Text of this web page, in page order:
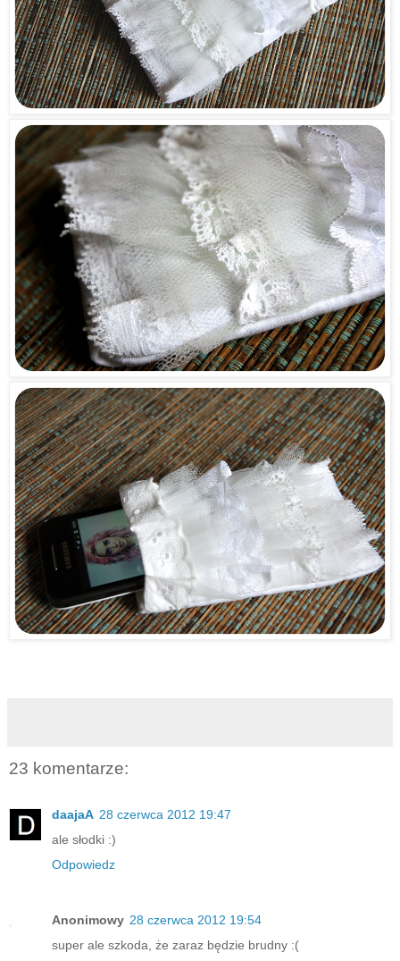
23 komentarze:
daajaA 28 czerwca 2012 19:47
ale słodki :)
Odpowiedz
Anonimowy 28 czerwca 2012 19:54
super ale szkoda, że zaraz będzie brudny :(